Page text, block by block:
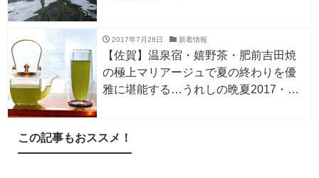
2017年7月28日 新着情報
【佐賀】温泉宿・嬉野茶・肥前吉田焼
の極上マリアージュで夏の終わりを優
雅に堪能する…うれしの晩夏2017・申
この記事もおススメ！